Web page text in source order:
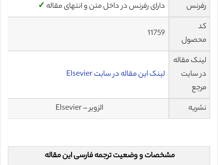
رفرنس
دارای رفرنس در داخل متن و انتهای مقاله ✓
کد
محصول
11759
لینک مقاله
در سایت
مرجع
لینک این مقاله در سایت Elsevier
نشریه الزویر – Elsevier
مشخصات و وضعیت ترجمه فارسی این مقاله